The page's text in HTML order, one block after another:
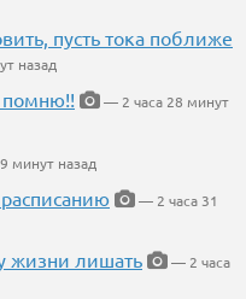
пусть тока поближе
назад
помню!!
— 2 часа 28 минут
минут назад
— 2 часа 31
жизни лишать
— 2 часа